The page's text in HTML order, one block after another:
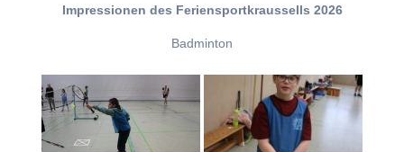
Impressionen des Feriensportkraussells 2026
Badminton